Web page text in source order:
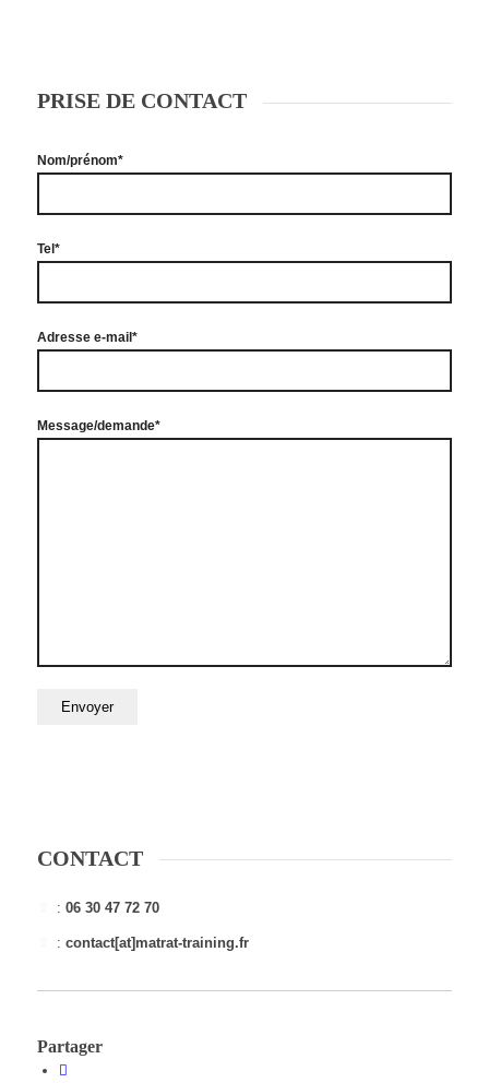
PRISE DE CONTACT
Nom/prénom*
Tel*
Adresse e-mail*
Message/demande*
CONTACT
:06 30 47 72 70
:contact[at]matrat-training.fr
Partager